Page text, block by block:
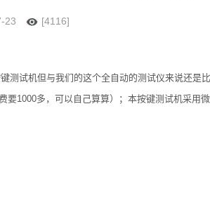
23 [4116]
试机但与我们的这个全自动的测试仪来说还是
1000多，可以自己算算）；本按键测试机采用